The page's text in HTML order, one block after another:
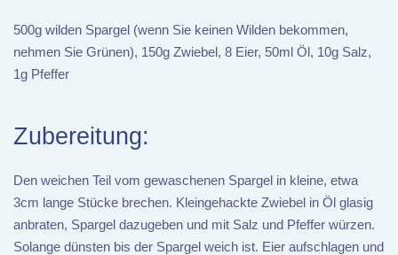
500g wilden Spargel (wenn Sie keinen Wilden bekommen,
nehmen Sie Grünen), 150g Zwiebel, 8 Eier, 50ml Öl, 10g Salz,
1g Pfeffer
Zubereitung:
Den weichen Teil vom gewaschenen Spargel in kleine, etwa
3cm lange Stücke brechen. Kleingehackte Zwiebel in Öl glasig
anbraten, Spargel dazugeben und mit Salz und Pfeffer würzen.
Solange dünsten bis der Spargel weich ist. Eier aufschlagen und